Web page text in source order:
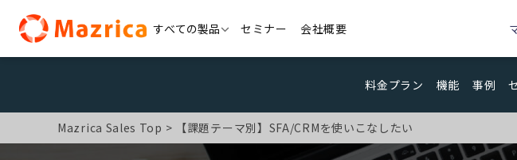
content
すべての製品 セミナー 会社概要
料金プラン 機能 事例
Mazrica Sales Top 【課題テーマ別】SFA/CRMを使いこなしたい